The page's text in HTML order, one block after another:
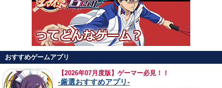
おすすめゲームアプリ
【2026年07月度版】ゲーマー必見！！
-厳選おすすめアプリ-